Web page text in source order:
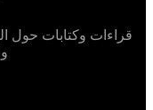
قراءات وكتابات حول